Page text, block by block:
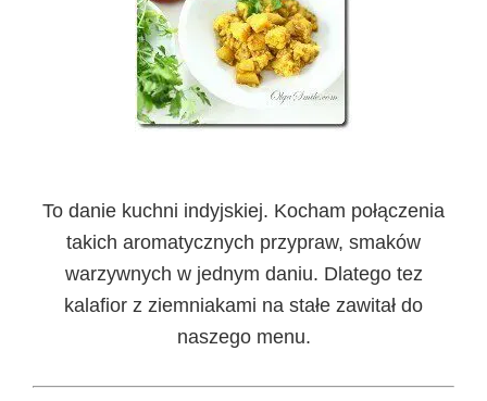
To danie kuchni indyjskiej. Kocham połączenia
takich aromatycznych przypraw, smaków
warzywnych w jednym daniu. Dlatego tez
kalafior z ziemniakami na stałe zawitał do
naszego menu.